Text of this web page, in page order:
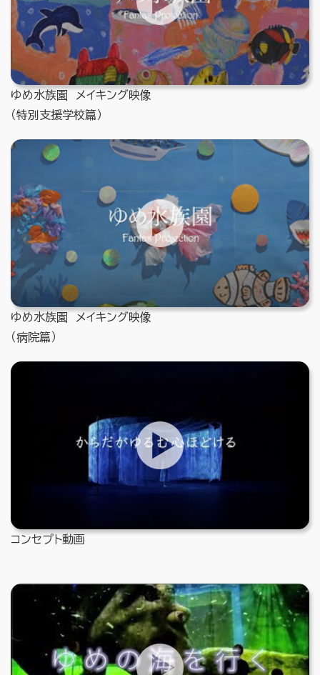
ゆめ水族園 メイキング映像
（特別支援学校篇）
ゆめ水族園 メイキング映像
（病院篇）
コンセプト動画